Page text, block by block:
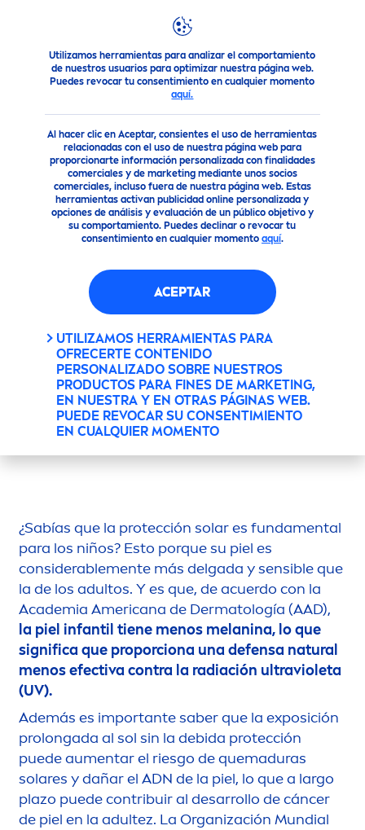
Utilizamos herramientas para analizar el comportamiento
de nuestros usuarios para optimizar nuestra página web.
Puedes revocar tu consentimiento en cualquier momento
aquí.
Al hacer clic en Aceptar, consientes el uso de herramientas
relacionadas con el uso de nuestra página web para
proporcionarte información personalizada con finalidades
comerciales y de marketing mediante unos socios
comerciales, incluso fuera de nuestra página web. Estas
herramientas activan publicidad online personalizada y
opciones de análisis y evaluación de un público objetivo y
su comportamiento. Puedes declinar o revocar tu
consentimiento en cualquier momento aquí.
ACEPTAR
UTILIZAMOS HERRAMIENTAS PARA
OFRECERTE CONTENIDO
PERSONALIZADO SOBRE NUESTROS
PRODUCTOS PARA FINES DE MARKETING,
EN NUESTRA Y EN OTRAS PÁGINAS WEB.
PUEDE REVOCAR SU CONSENTIMIENTO
EN CUALQUIER MOMENTO
Consejo Protección Solar Recomendaciones de
IMPORTANCIA DEL
PROTECTOR SOLAR PARA
NIÑOS
¿Sabías que la protección solar es fundamental
para los niños? Esto porque su piel es
considerablemente más delgada y sensible que
la de los adultos. Y es que, de acuerdo con la
Academia Americana de Dermatología (AAD),
la piel infantil tiene menos melanina, lo que
significa que proporciona una defensa natural
menos efectiva contra la radiación ultravioleta
(UV).
Además es importante saber que la exposición
prolongada al sol sin la debida protección
puede aumentar el riesgo de quemaduras
solares y dañar el ADN de la piel, lo que a largo
plazo puede contribuir al desarrollo de cáncer
de piel en la adultez. La Organización Mundial